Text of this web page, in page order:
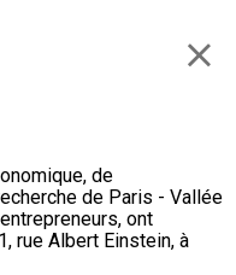
de
de Paris - Vallée
ont
rue Albert Einstein, à